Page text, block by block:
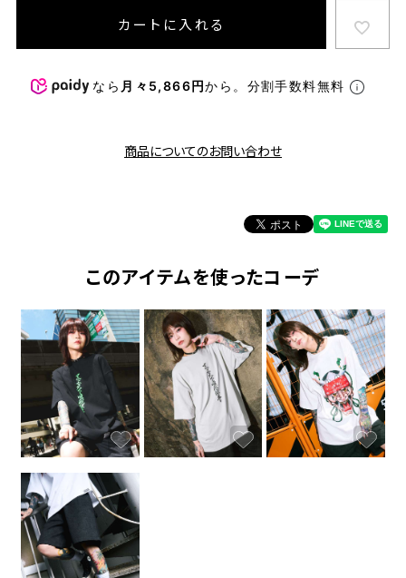
カートに入れる
なら 月々5,866円から。分割手数料無料
商品についてのお問い合わせ
このアイテムを使ったコーデ